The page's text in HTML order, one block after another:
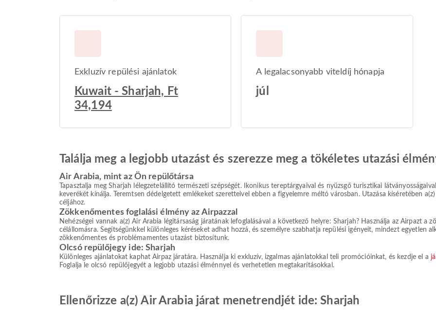
Exkluzív repülési ajánlatok
Kuwait - Sharjah, Ft
34,194
A legalacsonyabb viteldíj hónapja
júl
Találja meg a legjobb utazást és szerezze meg a tökéletes utazási
Air Arabia, mint az Ön repülőtársa
Tapasztalja meg Sharjah lélegzetelállító természeti szépségét. Ikonikus tereptárgyaival és nyüzsgő turisztikai
keverékét kínálja. Teremtsen dédelgetett emlékeket szeretteivel ebben a figyelemre méltó városban. Utazása kíséretében
céljához.
Zökkenőmentes foglalási élmény az Airpazzal
Nehézségei vannak a(z) Air Arabia légitársaság járatának lefoglalásával a következő helyre: Sharjah? Használja az Airpazt a
célállomásra. Segítségünkkel különleges kéréseket adhat hozzá, és személyre szabhatja repülési igényeit, mindezt egyetlen
zökkenőmentes és problémamentes utazást biztosítunk.
Olcsó repülőjegy ide: Sharjah
Különleges ajánlatokat kaphat Airpaz járatára. Használja ki exkluzív, izgalmas ajánlatokkal teli promócióinkat, és kezdje el a
Foglalja le olcsó repülőjegyét a legjobb utazási élménnyel és verhetetlen megtakarításokkal.
Ellenőrizze a(z) Air Arabia járat menetrendjét ide: Sharjah